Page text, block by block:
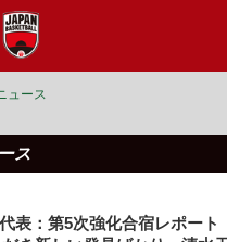
ュース
ス
表：第5次強化合宿レポート